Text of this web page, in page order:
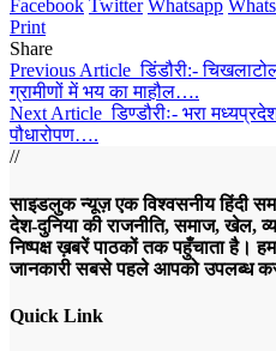
Facebook Twitter Whatsapp
Print
Share
Previous Article डिंडौरी:-
ग्रामीणों में भय का माहौल….
Next Article डिण्डौरीः- भरा
पौधारोपण….
//
साइडलुक न्यूज़ एक विश्वसनीय हिंदी
देश-दुनिया की राजनीति, समाज, खेल,
निष्पक्ष ख़बरें पाठकों तक पहुँचाता है।
जानकारी सबसे पहले आपको उपलब्ध
Quick Link